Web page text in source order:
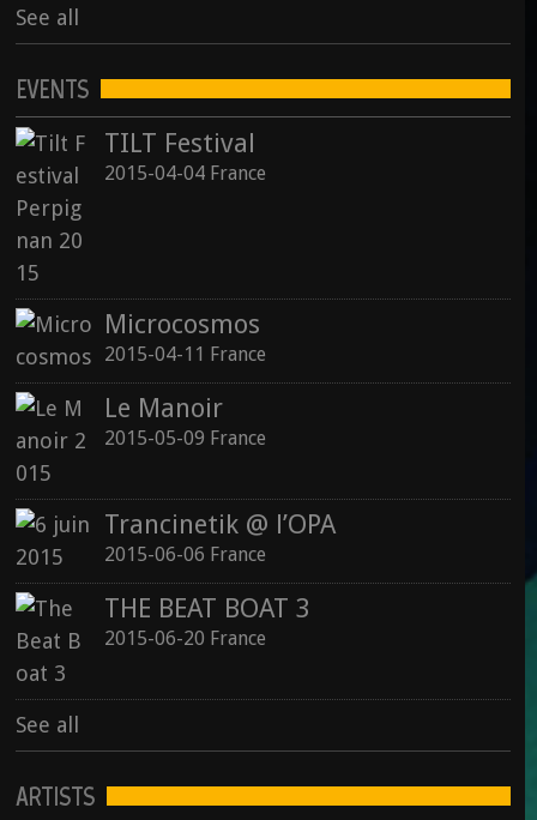
See all
EVENTS
TILT Festival
2015-04-04 France
Microcosmos
2015-04-11 France
Le Manoir
2015-05-09 France
Trancinetik @ l’OPA
2015-06-06 France
THE BEAT BOAT 3
2015-06-20 France
See all
ARTISTS